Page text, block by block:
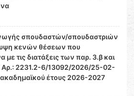
σπουδαστών/σπουδαστριών
κενών θέσεων που
τις διατάξεις των παρ. 3.β και
Αρ.: 2231.2-6/13092/2026/25-02-
έτους 2026-2027